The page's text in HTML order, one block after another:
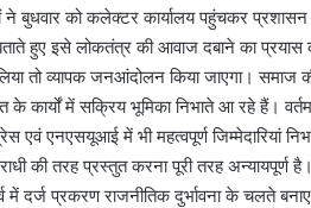
ने बुधवार को कलेक्टर कार्यालय पहुंचकर
हुए इसे लोकतंत्र की आवाज दबाने का प्रयास
तो व्यापक जनआंदोलन किया जाएगा। समाज
कार्यों में सक्रिय भूमिका निभाते आ रहे हैं।
एनएसयूआई में भी महत्वपूर्ण जिम्मेदारियां
की तरह प्रस्तुत करना पूरी तरह अन्यायपूर्ण है।
दर्ज प्रकरण राजनीतिक दुर्भावना के चलते